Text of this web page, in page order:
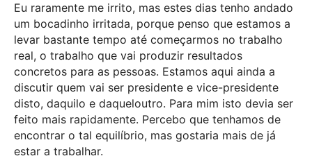
Eu raramente me irrito, mas estes dias tenho andado
um bocadinho irritada, porque penso que estamos a
levar bastante tempo até começarmos no trabalho
real, o trabalho que vai produzir resultados
concretos para as pessoas. Estamos aqui ainda a
discutir quem vai ser presidente e vice-presidente
disto, daquilo e daqueloutro. Para mim isto devia ser
feito mais rapidamente. Percebo que tenhamos de
encontrar o tal equilíbrio, mas gostaria mais de já
estar a trabalhar.